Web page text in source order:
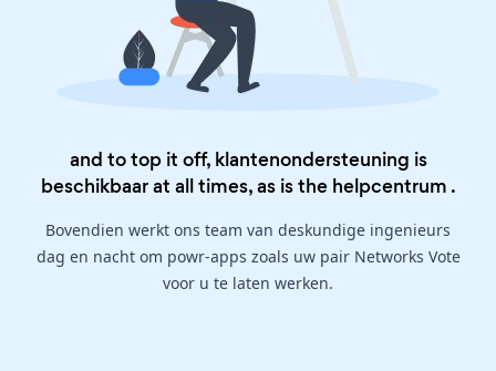
and to top it off, klantenondersteuning is
beschikbaar at all times, as is the helpcentrum .
Bovendien werkt ons team van deskundige ingenieurs
dag en nacht om powr-apps zoals uw pair Networks Vote
voor u te laten werken.